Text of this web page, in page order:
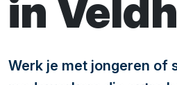
in
Werk je met jongeren of